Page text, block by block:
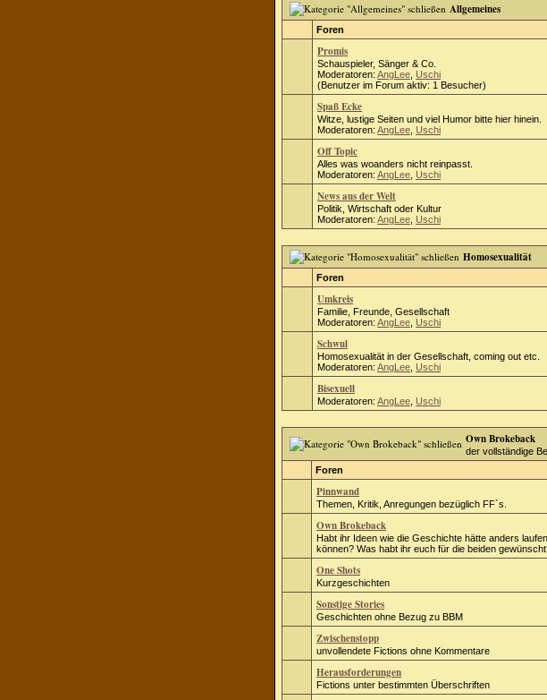
Allgemeines
Foren
Promis
Schauspieler, Sänger & Co.
Moderatoren: AngLee Uschi
(Benutzer im Forum aktiv: 1 Besucher)
Spaß Ecke
Witze, lustige Seiten und viel Humor bitte hier hinein.
Moderatoren: AngLee Uschi
Off Topic
Alles was woanders nicht reinpasst.
Moderatoren: AngLee Uschi
News aus der Welt
Politik, Wirtschaft oder Kultur
Moderatoren: AngLee Uschi
Homosexualität
Foren
Umkreis
Familie, Freunde, Gesellschaft
Moderatoren: AngLee Uschi
Schwul
Homosexualität in der Gesellschaft, coming out etc.
Moderatoren: AngLee Uschi
Bisexuell
Moderatoren: AngLee Uschi
Own Brokeback
der vollständige
Foren
Pinnwand
Themen, Kritik, Anregungen bezüglich FF`s.
Own Brokeback
Habt ihr Ideen wie die Geschichte hätte anders laufen
können? Was habt ihr euch für die beiden
One Shots
Kurzgeschichten
Sonstige Stories
Geschichten ohne Bezug zu BBM
Zwischenstopp
unvollendete Fictions ohne Kommentare
Herausforderungen
Fictions unter bestimmten Überschriften